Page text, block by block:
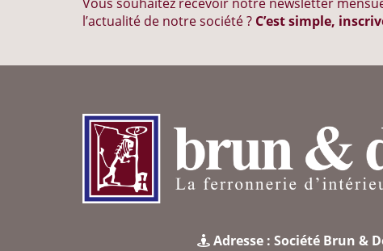
l’actualité de notre société ? C’est simple,
Adresse : Société Brun &